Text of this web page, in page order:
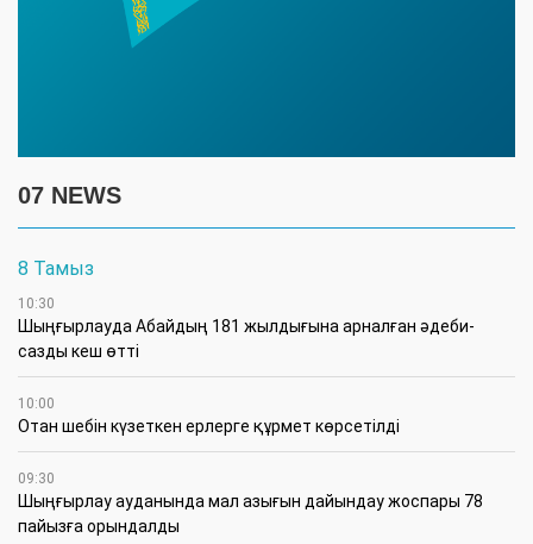
07 NEWS
8 Тамыз
10:30
Шыңғырлауда Абайдың 181 жылдығына арналған әдеби-
сазды кеш өтті
10:00
Отан шебін күзеткен ерлерге құрмет көрсетілді
09:30
​Шыңғырлау ауданында мал азығын дайындау жоспары 78
пайызға орындалды